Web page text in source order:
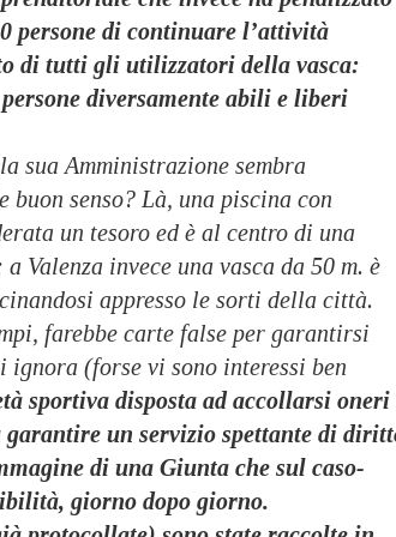
persone di continuare l’attività
di tutti gli utilizzatori della vasca:
diversamente abili e liberi
sua Amministrazione sembra
senso? Là, una piscina con
un tesoro ed è al centro di una
Valenza invece una vasca da 50 m. è
appresso le sorti della città.
farebbe carte false per garantirsi
(forse vi sono interessi ben
sportiva disposta ad accollarsi oneri
un servizio spettante di
di una Giunta che sul caso-
giorno dopo giorno.